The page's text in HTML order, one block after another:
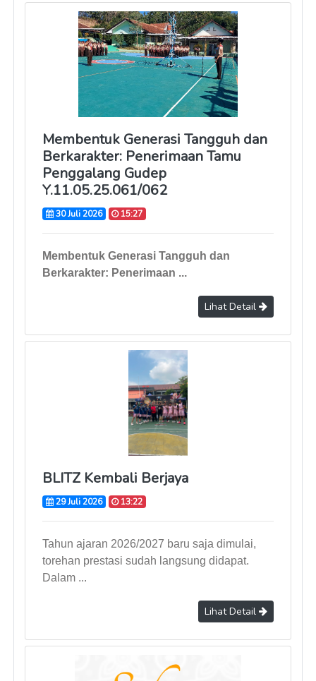
Membentuk Generasi Tangguh dan
Berkarakter: Penerimaan Tamu
Penggalang Gudep
Y.11.05.25.061/062
30 Juli 2026 15:27
Membentuk Generasi Tangguh dan
Berkarakter: Penerimaan ...
Lihat Detail
BLITZ Kembali Berjaya
29 Juli 2026 13:22
Tahun ajaran 2026/2027 baru saja dimulai,
torehan prestasi sudah langsung didapat.
Dalam ...
Lihat Detail